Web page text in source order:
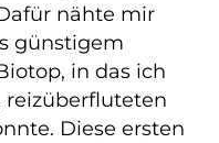
nähte mir
günstigem
in das ich
reizüberfluteten
Diese ersten